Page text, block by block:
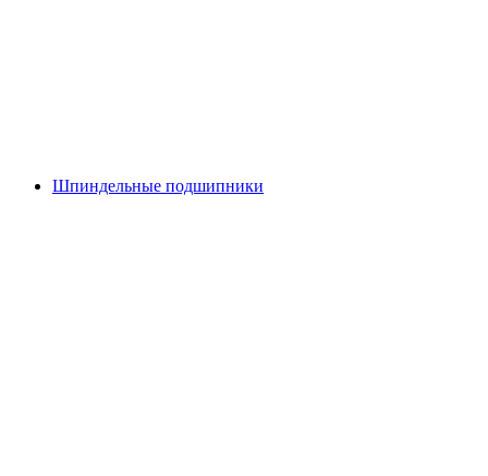
Шпиндельные подшипники